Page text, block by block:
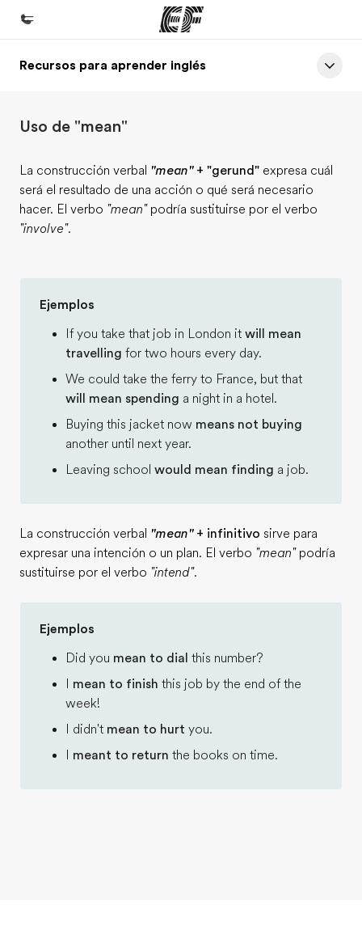
Inicio
Programas
Oficinas
Trabajos
Únete al equipo
Recursos para aprender inglés
Uso de "mean"
La construcción verbal "mean"+ "gerund" expresa cuál
será el resultado de una acción o qué será necesario
hacer. El verbo "mean"podría sustituirse por el verbo
"involve".
Ejemplos
If you take that job in London it will mean
travelling for two hours every day.
We could take the ferry to France, but that
will mean spending a night in a hotel.
Buying this jacket now means not buying
another until next year.
Leaving school would mean finding a job.
La construcción verbal "mean"+ infinitivo sirve para
expresar una intención o un plan. El verbo "mean"podría
sustituirse por el verbo "intend".
Ejemplos
Did you mean to dial this number?
mean to finish this job by the end of the
week!
I didn't mean to hurt you.
meant to return the books on time.